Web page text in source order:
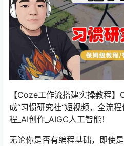
【Coze工作流搭建实操教程
成“习惯研究社“短视频，全流
程_AI创作_AIGC人工智能！
无论你是否有编程基础，即使